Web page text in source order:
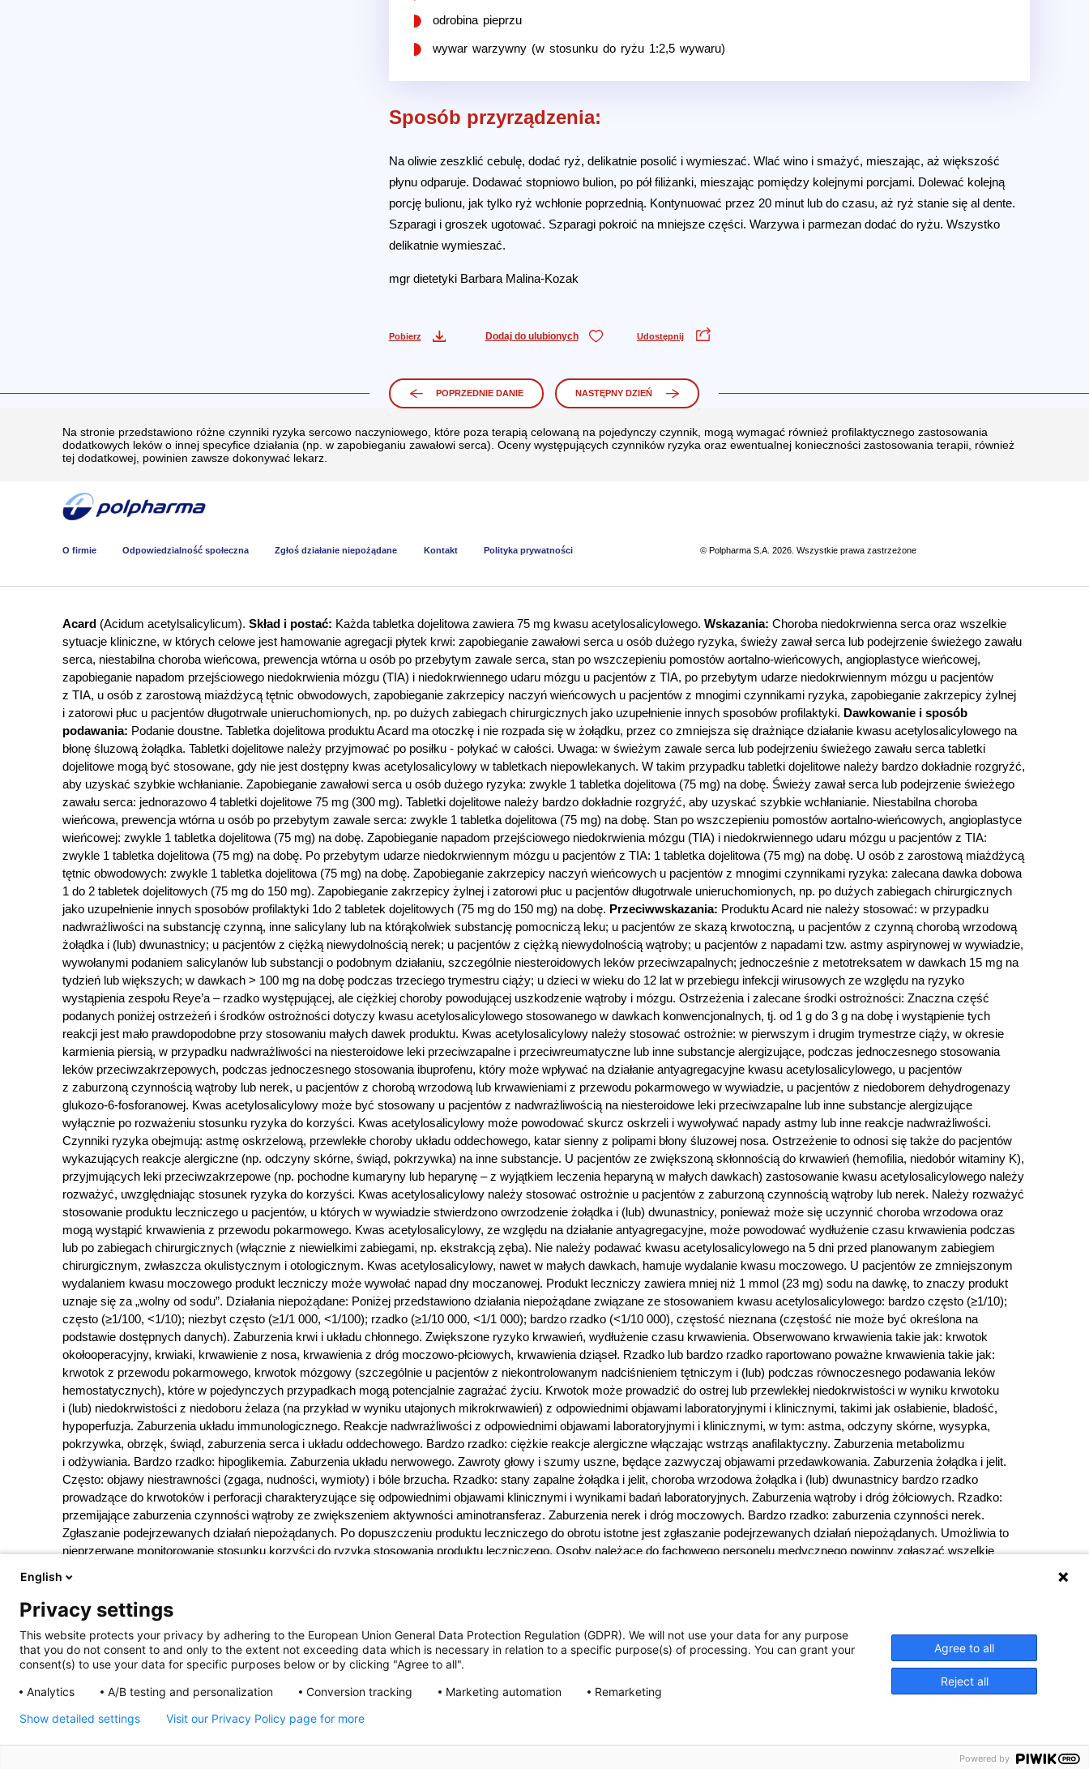
odrobina pieprzu
wywar warzywny (w stosunku do ryżu 1:2,5 wywaru)
Sposób przyrządzenia:
Na oliwie zeszklić cebulę, dodać ryż, delikatnie posolić i wymieszać. Wlać wino i smażyć, mieszając, aż większość
płynu odparuje. Dodawać stopniowo bulion, po pół filiżanki, mieszając pomiędzy kolejnymi porcjami. Dolewać kolejną
porcję bulionu, jak tylko ryż wchłonie poprzednią. Kontynuować przez 20 minut lub do czasu, aż ryż stanie się al dente.
Szparagi i groszek ugotować. Szparagi pokroić na mniejsze części. Warzywa i parmezan dodać do ryżu. Wszystko
delikatnie wymieszać.
mgr dietetyki Barbara Malina-Kozak
Pobierz Dodaj do ulubionych Udostępnij
POPRZEDNIE DANIE NASTĘPNY DZIEŃ
Na stronie przedstawiono różne czynniki ryzyka sercowo naczyniowego, które poza terapią celowaną na pojedynczy czynnik, mogą wymagać również profilaktycznego zastosowania
dodatkowych leków o innej specyfice działania (np. w zapobieganiu zawałowi serca). Oceny występujących czynników ryzyka oraz ewentualnej konieczności zastosowania terapii, również
tej dodatkowej, powinien zawsze dokonywać lekarz.
O firmie Odpowiedzialność społeczna Zgłoś działanie niepożądane Kontakt Polityka prywatności © Polpharma S.A. 2026. Wszystkie prawa zastrzeżone
Acard (Acidum acetylsalicylicum). Skład i postać: Każda tabletka dojelitowa zawiera 75 mg kwasu acetylosalicylowego. Wskazania: Choroba niedokrwienna serca oraz wszelkie
sytuacje kliniczne, w których celowe jest hamowanie agregacji płytek krwi: zapobieganie zawałowi serca u osób dużego ryzyka, świeży zawał serca lub podejrzenie świeżego zawału
serca, niestabilna choroba wieńcowa, prewencja wtórna u osób po przebytym zawale serca, stan po wszczepieniu pomostów aortalno-wieńcowych, angioplastyce wieńcowej,
zapobieganie napadom przejściowego niedokrwienia mózgu (TIA) i niedokrwiennego udaru mózgu u pacjentów z TIA, po przebytym udarze niedokrwiennym mózgu u pacjentów
z TIA, u osób z zarostową miażdżycą tętnic obwodowych, zapobieganie zakrzepicy naczyń wieńcowych u pacjentów z mnogimi czynnikami ryzyka, zapobieganie zakrzepicy żylnej
i zatorowi płuc u pacjentów długotrwale unieruchomionych, np. po dużych zabiegach chirurgicznych jako uzupełnienie innych sposobów profilaktyki. Dawkowanie i sposób
podawania: Podanie doustne. Tabletka dojelitowa produktu Acard ma otoczkę i nie rozpada się w żołądku, przez co zmniejsza się drażniące działanie kwasu acetylosalicylowego na
błonę śluzową żołądka. Tabletki dojelitowe należy przyjmować po posiłku - połykać w całości. Uwaga: w świeżym zawale serca lub podejrzeniu świeżego zawału serca tabletki
dojelitowe mogą być stosowane, gdy nie jest dostępny kwas acetylosalicylowy w tabletkach niepowlekanych. W takim przypadku tabletki dojelitowe należy bardzo dokładnie rozgryźć,
aby uzyskać szybkie wchłanianie. Zapobieganie zawałowi serca u osób dużego ryzyka: zwykle 1 tabletka dojelitowa (75 mg) na dobę. Świeży zawał serca lub podejrzenie świeżego
zawału serca: jednorazowo 4 tabletki dojelitowe 75 mg (300 mg). Tabletki dojelitowe należy bardzo dokładnie rozgryźć, aby uzyskać szybkie wchłanianie. Niestabilna choroba
wieńcowa, prewencja wtórna u osób po przebytym zawale serca: zwykle 1 tabletka dojelitowa (75 mg) na dobę. Stan po wszczepieniu pomostów aortalno-wieńcowych, angioplastyce
wieńcowej: zwykle 1 tabletka dojelitowa (75 mg) na dobę. Zapobieganie napadom przejściowego niedokrwienia mózgu (TIA) i niedokrwiennego udaru mózgu u pacjentów z TIA:
zwykle 1 tabletka dojelitowa (75 mg) na dobę. Po przebytym udarze niedokrwiennym mózgu u pacjentów z TIA: 1 tabletka dojelitowa (75 mg) na dobę. U osób z zarostową miażdżycą
tętnic obwodowych: zwykle 1 tabletka dojelitowa (75 mg) na dobę. Zapobieganie zakrzepicy naczyń wieńcowych u pacjentów z mnogimi czynnikami ryzyka: zalecana dawka dobowa
1 do 2 tabletek dojelitowych (75 mg do 150 mg). Zapobieganie zakrzepicy żylnej i zatorowi płuc u pacjentów długotrwale unieruchomionych, np. po dużych zabiegach chirurgicznych
jako uzupełnienie innych sposobów profilaktyki 1do 2 tabletek dojelitowych (75 mg do 150 mg) na dobę. Przeciwwskazania: Produktu Acard nie należy stosować: w przypadku
nadwrażliwości na substancję czynną, inne salicylany lub na którąkolwiek substancję pomocniczą leku; u pacjentów ze skazą krwotoczną, u pacjentów z czynną chorobą wrzodową
żołądka i (lub) dwunastnicy; u pacjentów z ciężką niewydolnością nerek; u pacjentów z ciężką niewydolnością wątroby; u pacjentów z napadami tzw. astmy aspirynowej w wywiadzie,
wywołanymi podaniem salicylanów lub substancji o podobnym działaniu, szczególnie niesteroidowych leków przeciwzapalnych; jednocześnie z metotreksatem w dawkach 15 mg na
tydzień lub większych; w dawkach > 100 mg na dobę podczas trzeciego trymestru ciąży; u dzieci w wieku do 12 lat w przebiegu infekcji wirusowych ze względu na ryzyko
wystąpienia zespołu Reye’a – rzadko występującej, ale ciężkiej choroby powodującej uszkodzenie wątroby i mózgu. Ostrzeżenia i zalecane środki ostrożności: Znaczna część
podanych poniżej ostrzeżeń i środków ostrożności dotyczy kwasu acetylosalicylowego stosowanego w dawkach konwencjonalnych, tj. od 1 g do 3 g na dobę i wystąpienie tych
reakcji jest mało prawdopodobne przy stosowaniu małych dawek produktu. Kwas acetylosalicylowy należy stosować ostrożnie: w pierwszym i drugim trymestrze ciąży, w okresie
karmienia piersią, w przypadku nadwrażliwości na niesteroidowe leki przeciwzapalne i przeciwreumatyczne lub inne substancje alergizujące, podczas jednoczesnego stosowania
leków przeciwzakrzepowych, podczas jednoczesnego stosowania ibuprofenu, który może wpływać na działanie antyagregacyjne kwasu acetylosalicylowego, u pacjentów
z zaburzoną czynnością wątroby lub nerek, u pacjentów z chorobą wrzodową lub krwawieniami z przewodu pokarmowego w wywiadzie, u pacjentów z niedoborem dehydrogenazy
glukozo-6-fosforanowej. Kwas acetylosalicylowy może być stosowany u pacjentów z nadwrażliwością na niesteroidowe leki przeciwzapalne lub inne substancje alergizujące
wyłącznie po rozważeniu stosunku ryzyka do korzyści. Kwas acetylosalicylowy może powodować skurcz oskrzeli i wywoływać napady astmy lub inne reakcje nadwrażliwości.
Czynniki ryzyka obejmują: astmę oskrzelową, przewlekłe choroby układu oddechowego, katar sienny z polipami błony śluzowej nosa. Ostrzeżenie to odnosi się także do pacjentów
wykazujących reakcje alergiczne (np. odczyny skórne, świąd, pokrzywka) na inne substancje. U pacjentów ze zwiększoną skłonnością do krwawień (hemofilia, niedobór witaminy K),
przyjmujących leki przeciwzakrzepowe (np. pochodne kumaryny lub heparynę – z wyjątkiem leczenia heparyną w małych dawkach) zastosowanie kwasu acetylosalicylowego należy
rozważyć, uwzględniając stosunek ryzyka do korzyści. Kwas acetylosalicylowy należy stosować ostrożnie u pacjentów z zaburzoną czynnością wątroby lub nerek. Należy rozważyć
stosowanie produktu leczniczego u pacjentów, u których w wywiadzie stwierdzono owrzodzenie żołądka i (lub) dwunastnicy, ponieważ może się uczynnić choroba wrzodowa oraz
mogą wystąpić krwawienia z przewodu pokarmowego. Kwas acetylosalicylowy, ze względu na działanie antyagregacyjne, może powodować wydłużenie czasu krwawienia podczas
lub po zabiegach chirurgicznych (włącznie z niewielkimi zabiegami, np. ekstrakcją zęba). Nie należy podawać kwasu acetylosalicylowego na 5 dni przed planowanym zabiegiem
chirurgicznym, zwłaszcza okulistycznym i otologicznym. Kwas acetylosalicylowy, nawet w małych dawkach, hamuje wydalanie kwasu moczowego. U pacjentów ze zmniejszonym
wydalaniem kwasu moczowego produkt leczniczy może wywołać napad dny moczanowej. Produkt leczniczy zawiera mniej niż 1 mmol (23 mg) sodu na dawkę, to znaczy produkt
uznaje się za „wolny od sodu”. Działania niepożądane: Poniżej przedstawiono działania niepożądane związane ze stosowaniem kwasu acetylosalicylowego: bardzo często (≥1/10);
często (≥1/100, <1/10); niezbyt często (≥1/1 000, <1/100); rzadko (≥1/10 000, <1/1 000); bardzo rzadko (<1/10 000), częstość nieznana (częstość nie może być określona na
podstawie dostępnych danych). Zaburzenia krwi i układu chłonnego. Zwiększone ryzyko krwawień, wydłużenie czasu krwawienia. Obserwowano krwawienia takie jak: krwotok
okołooperacyjny, krwiaki, krwawienie z nosa, krwawienia z dróg moczowo-płciowych, krwawienia dziąseł. Rzadko lub bardzo rzadko raportowano poważne krwawienia takie jak:
krwotok z przewodu pokarmowego, krwotok mózgowy (szczególnie u pacjentów z niekontrolowanym nadciśnieniem tętniczym i (lub) podczas równoczesnego podawania leków
hemostatycznych), które w pojedynczych przypadkach mogą potencjalnie zagrażać życiu. Krwotok może prowadzić do ostrej lub przewlekłej niedokrwistości w wyniku krwotoku
i (lub) niedokrwistości z niedoboru żelaza (na przykład w wyniku utajonych mikrokrwawień) z odpowiednimi objawami laboratoryjnymi i klinicznymi, takimi jak osłabienie, bladość,
hypoperfuzja. Zaburzenia układu immunologicznego. Reakcje nadwrażliwości z odpowiednimi objawami laboratoryjnymi i klinicznymi, w tym: astma, odczyny skórne, wysypka,
pokrzywka, obrzęk, świąd, zaburzenia serca i układu oddechowego. Bardzo rzadko: ciężkie reakcje alergiczne włączając wstrząs anafilaktyczny. Zaburzenia metabolizmu
i odżywiania. Bardzo rzadko: hipoglikemia. Zaburzenia układu nerwowego. Zawroty głowy i szumy uszne, będące zazwyczaj objawami przedawkowania. Zaburzenia żołądka i jelit.
Często: objawy niestrawności (zgaga, nudności, wymioty) i bóle brzucha. Rzadko: stany zapalne żołądka i jelit, choroba wrzodowa żołądka i (lub) dwunastnicy bardzo rzadko
prowadzące do krwotoków i perforacji charakteryzujące się odpowiednimi objawami klinicznymi i wynikami badań laboratoryjnych. Zaburzenia wątroby i dróg żółciowych. Rzadko:
przemijające zaburzenia czynności wątroby ze zwiększeniem aktywności aminotransferaz. Zaburzenia nerek i dróg moczowych. Bardzo rzadko: zaburzenia czynności nerek.
Zgłaszanie podejrzewanych działań niepożądanych. Po dopuszczeniu produktu leczniczego do obrotu istotne jest zgłaszanie podejrzewanych działań niepożądanych. Umożliwia to
nieprzerwane monitorowanie stosunku korzyści do ryzyka stosowania produktu leczniczego. Osoby należące do fachowego personelu medycznego powinny zgłaszać wszelkie
https://smz.ezdrowie.gov.pl
Pozwolenie na dopuszczenie do obrotu nr R/6725 wydane przez MZ. Lek wydawany bez recepty. ChPL: 2025.02.05
*To jest lek. Dla bezpieczeństwa stosuj go zgodnie z ulotką dołączoną do opakowania. Nie przekraczaj
maksymalnej dawki leku.
English
Privacy settings
This website protects your privacy by adhering to the European Union General Data Protection Regulation (GDPR). We will not use your data for any purpose
that you do not consent to and only to the extent not exceeding data which is necessary in relation to a specific purpose(s) of processing. You can grant your
consent(s) to use your data for specific purposes below or by clicking "Agree to all".
Analytics
A/B testing and personalization Conversion tracking Marketing automation Remarketing
Agree to all
Reject all
Show detailed settings Visit our Privacy Policy page for more
Powered by